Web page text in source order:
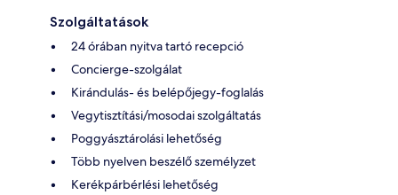
Szolgáltatások
24 órában nyitva tartó recepció
Concierge-szolgálat
Kirándulás- és belépőjegy-foglalás
Vegytisztítási/mosodai szolgáltatás
Poggyásztárolási lehetőség
Több nyelven beszélő személyzet
Kerékpárbérlési lehetőség